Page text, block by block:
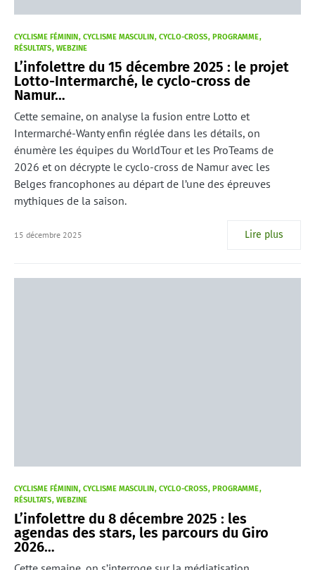
CYCLISME FÉMININ CYCLISME MASCULIN CYCLO-CROSS PROGRAMME
RÉSULTATS WEBZINE
L’infolettre du 15 décembre 2025 : le projet
Lotto-Intermarché, le cyclo-cross de
Namur…
Cette semaine, on analyse la fusion entre Lotto et
Intermarché-Wanty enfin réglée dans les détails, on
énumère les équipes du WorldTour et les ProTeams de
2026 et on décrypte le cyclo-cross de Namur avec les
Belges francophones au départ de l’une des épreuves
mythiques de la saison.
15 décembre 2025 Lire plus
CYCLISME FÉMININ CYCLISME MASCULIN CYCLO-CROSS PROGRAMME
RÉSULTATS WEBZINE
L’infolettre du 8 décembre 2025 : les
agendas des stars, les parcours du Giro
2026…